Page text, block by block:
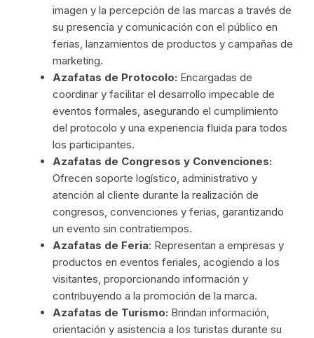
imagen y la percepción de las marcas a través de
su presencia y comunicación con el público en
ferias, lanzamientos de productos y campañas de
marketing.
Azafatas de Protocolo: Encargadas de
coordinar y facilitar el desarrollo impecable de
eventos formales, asegurando el cumplimiento
del protocolo y una experiencia fluida para todos
los participantes.
Azafatas de Congresos y Convenciones:
Ofrecen soporte logístico, administrativo y
atención al cliente durante la realización de
congresos, convenciones y ferias, garantizando
un evento sin contratiempos.
Azafatas de Feria: Representan a empresas y
productos en eventos feriales, acogiendo a los
visitantes, proporcionando información y
contribuyendo a la promoción de la marca.
Azafatas de Turismo: Brindan información,
orientación y asistencia a los turistas durante su